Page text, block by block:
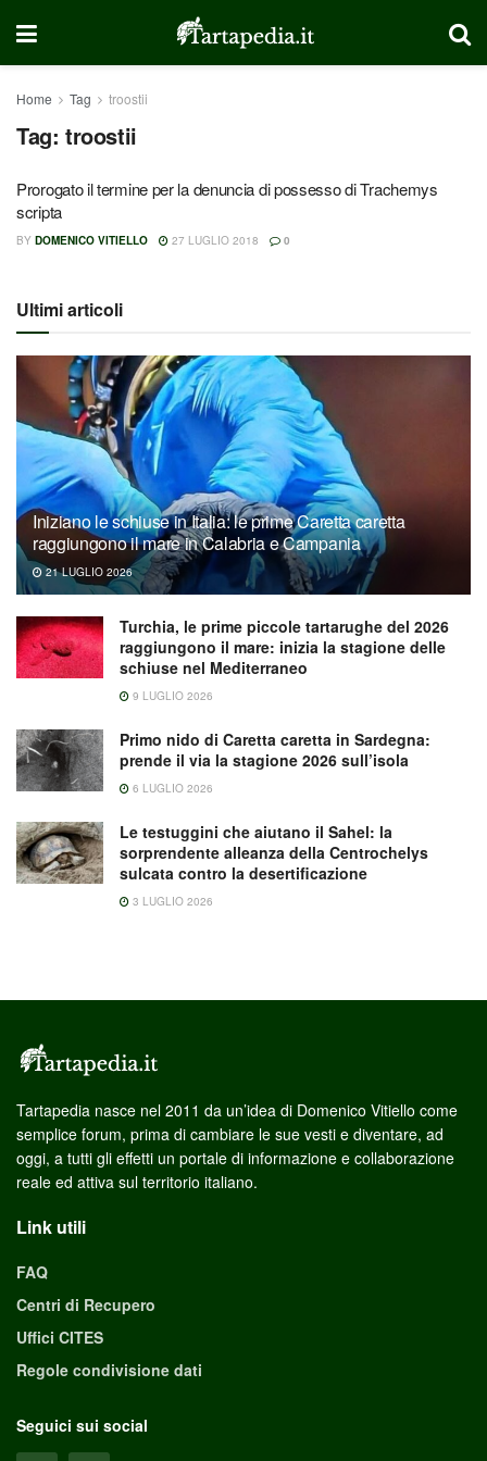
Home Tag troostii
Tag: troostii
Prorogato il termine per la denuncia di possesso di Trachemys
scripta
BY DOMENICO VITIELLO 27 LUGLIO 2018 0
Ultimi articoli
Iniziano le schiuse in Italia: le prime Caretta caretta
raggiungono il mare in Calabria e Campania
21 LUGLIO 2026
Turchia, le prime piccole tartarughe del 2026
raggiungono il mare: inizia la stagione delle
schiuse nel Mediterraneo
9 LUGLIO 2026
Primo nido di Caretta caretta in Sardegna:
prende il via la stagione 2026 sull’isola
6 LUGLIO 2026
Le testuggini che aiutano il Sahel: la
sorprendente alleanza della Centrochelys
sulcata contro la desertificazione
3 LUGLIO 2026
Tartapedia nasce nel 2011 da un’idea di Domenico Vitiello come
semplice forum, prima di cambiare le sue vesti e diventare, ad
oggi, a tutti gli effetti un portale di informazione e collaborazione
reale ed attiva sul territorio italiano.
Link utili
FAQ
Centri di Recupero
Uffici CITES
Regole condivisione dati
Seguici sui social